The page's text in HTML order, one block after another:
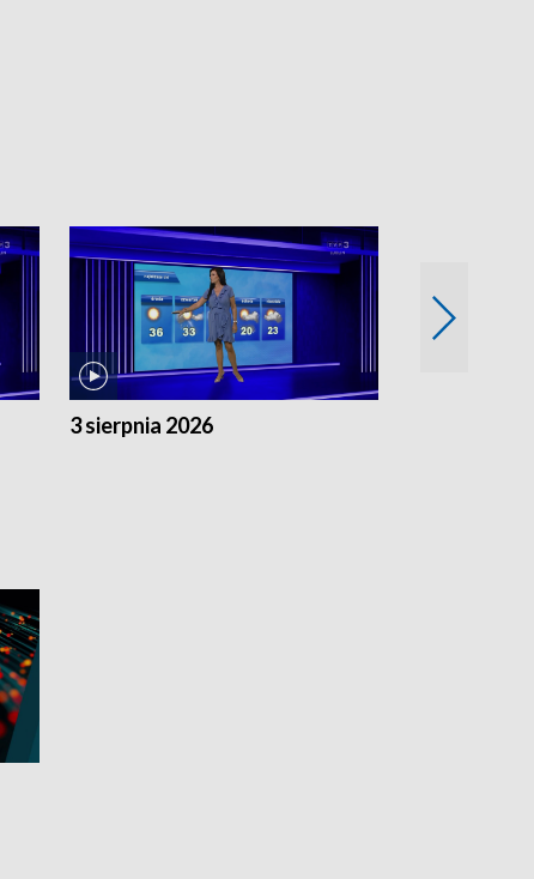
3 sierpnia 2026